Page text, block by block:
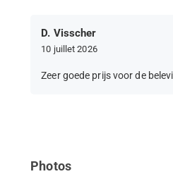
D. Visscher
10 juillet 2026
Zeer goede prijs voor de
Photos